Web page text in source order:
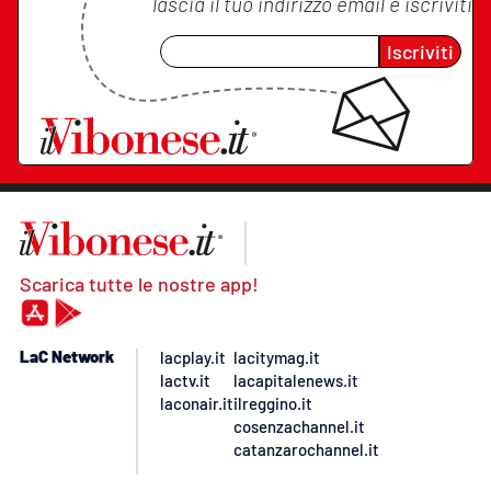
Iscriviti
Scarica tutte le nostre app!
LaC Network
lacplay.it
lactv.it
laconair.it
lacitymag.it
lacapitalenews.it
ilreggino.it
cosenzachannel.it
catanzarochannel.it